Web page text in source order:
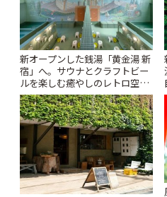
新オープンした銭湯「黄金湯 新
宿」へ。サウナとクラフトビー
ルを楽しむ癒やしのレトロ空間
| ことりっぷ